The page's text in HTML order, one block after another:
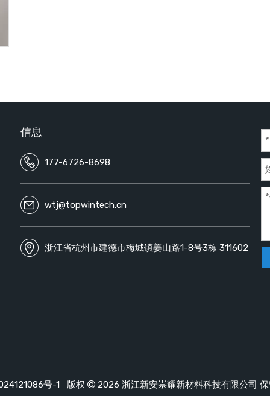
信息
177-6726-8698
wtj@topwintech.cn
浙江省杭州市建德市梅城镇姜山路1-8号3栋 311602
号-1 版权  2026 浙江新安崇耀新材料科技有限公司 保